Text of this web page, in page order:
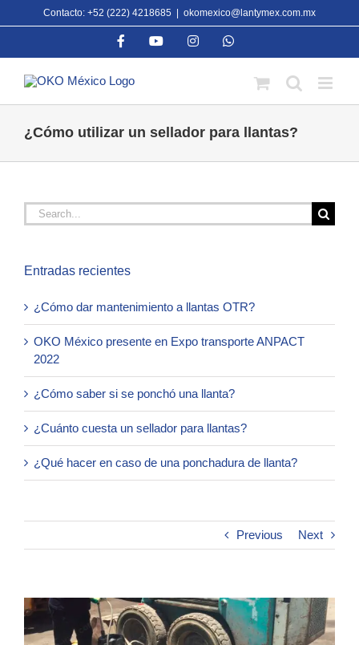
to
Contacto: +52 (222) 4218685 okomexico@lantymex.com.mx
FacebookYouTubeInstagramWhatsApp
¿Cómo utilizar un sellador para llantas?
Previous Next
Search
for:
Entradas recientes
¿Cómo dar mantenimiento a llantas OTR?
OKO México presente en Expo transporte ANPACT
2022
¿Cómo saber si se ponchó una llanta?
¿Cuánto cuesta un sellador para llantas?
¿Qué hacer en caso de una ponchadura de llanta?